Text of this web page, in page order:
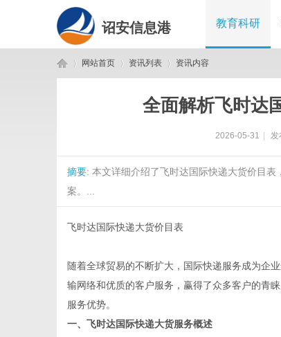
诏安信息港 教育科研
网站首页 资讯列表 资讯内容
全面解析飞时达
2026-05-31 发
摘要: 本文详细介绍了飞时达国际快递大货价目
案。...
飞时达国际快递大货价目表
随着全球贸易的不断扩大，国际快递服务成为企
输网络和优质的客户服务，赢得了众多客户的青
服务优势。
一、飞时达国际快递大货服务概述